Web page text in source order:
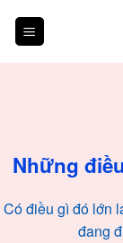
dungNhững
Có điều gì đó lớn
đang